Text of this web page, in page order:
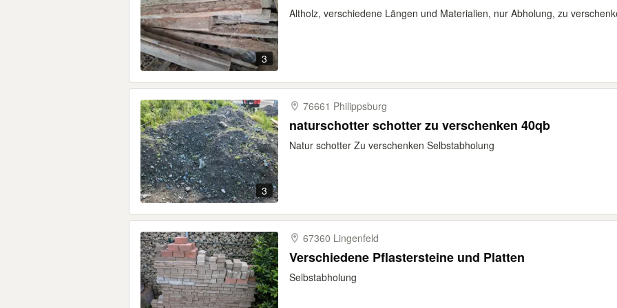
3
Altholz, verschiedene Längen und Materialien, nur Abholung, zu
3
76661 Philippsburg
naturschotter schotter zu verschenken 40qb
Natur schotter Zu verschenken Selbstabholung
67360 Lingenfeld
Verschiedene Pflastersteine und Platten
Selbstabholung